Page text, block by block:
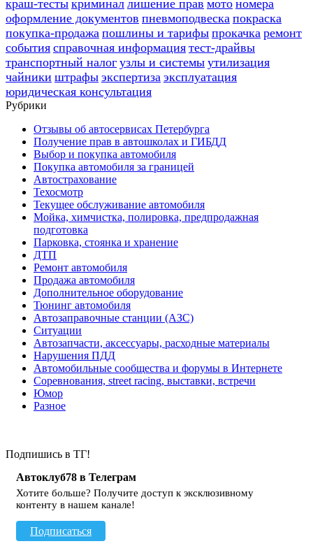
краш-тесты криминал лишение прав мото номера
оформление документов пневмоподвеска покраска
покупка-продажа пошлины и тарифы прокачка ремонт
события справочная информация тест-драйвы
транспортный налог узлы и системы утилизация
чайники штрафы экспертиза эксплуатация
юридическая консультация
Рубрики
Отзывы об автосервисах Петербурга
Получение прав в автошколах и ГИБДД
Выбор и покупка автомобиля
Покупка автомобиля за границей
Автострахование
Техосмотр
Текущее обслуживание автомобиля
Мойка, химчистка, полировка, предпродажная
подготовка
Парковка, стоянка и хранение
ДТП
Ремонт автомобиля
Продажа автомобиля
Дополнительное оборудование
Тюнинг автомобиля
Автозаправочные станции (АЗС)
Ситуации
Автозапчасти, аксессуары, расходные материалы
Нарушения ПДД
Автомобильные сообщества и форумы в Интернете
Соревнования, street racing, выставки, встречи
Юмор
Разное
Подпишись в ТГ!
Автоклуб78 в Телеграм
Хотите больше? Получите доступ к эксклюзивному
контенту в нашем канале!
Подписаться